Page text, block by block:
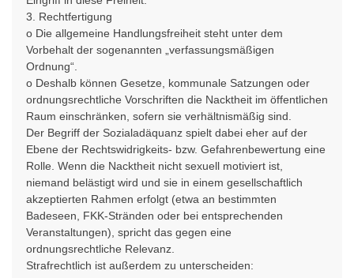
3. Rechtfertigung
o Die allgemeine Handlungsfreiheit steht unter dem
Vorbehalt der sogenannten „verfassungsmäßigen
Ordnung“.
o Deshalb können Gesetze, kommunale Satzungen oder
ordnungsrechtliche Vorschriften die Nacktheit im öffentlichen
Raum einschränken, sofern sie verhältnismäßig sind.
Der Begriff der Sozialadäquanz spielt dabei eher auf der
Ebene der Rechtswidrigkeits- bzw. Gefahrenbewertung eine
Rolle. Wenn die Nacktheit nicht sexuell motiviert ist,
niemand belästigt wird und sie in einem gesellschaftlich
akzeptierten Rahmen erfolgt (etwa an bestimmten
Badeseen, FKK-Stränden oder bei entsprechenden
Veranstaltungen), spricht das gegen eine
ordnungsrechtliche Relevanz.
Strafrechtlich ist außerdem zu unterscheiden: